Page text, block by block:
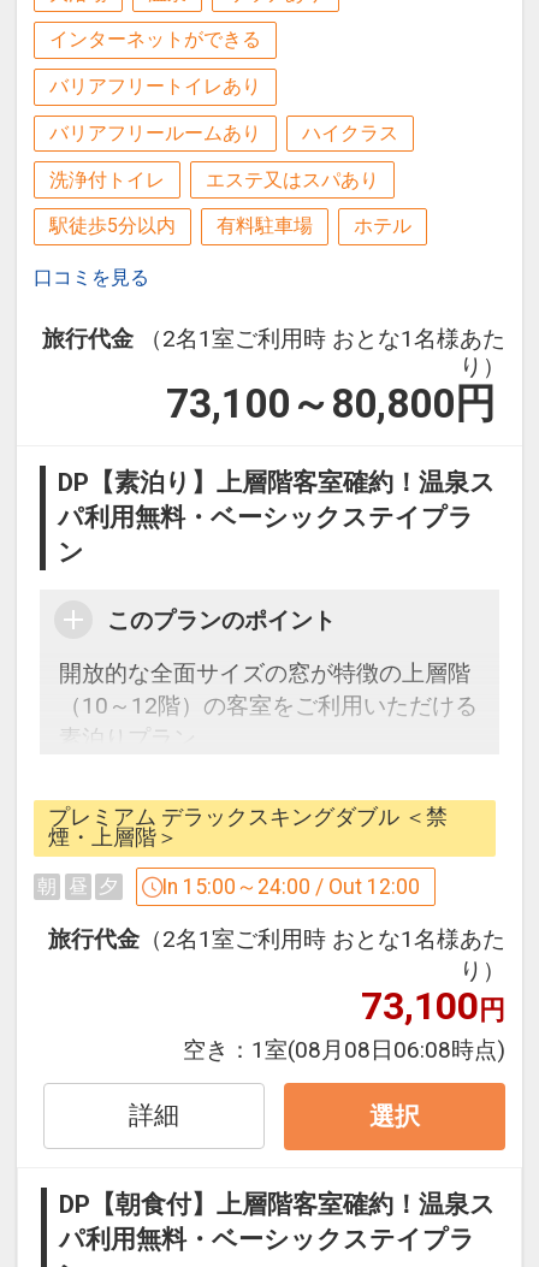
インターネットができる
バリアフリートイレあり
バリアフリールームあり ハイクラス
洗浄付トイレ エステ又はスパあり
駅徒歩5分以内 有料駐車場 ホテル
口コミを見る
旅行代金
（2名1室ご利用時 おとな1名様あた
り）
73,100～80,800 円
DP【素泊り】上層階客室確約！温泉ス
パ利用無料・ベーシックステイプラ
ン
このプランのポイント
開放的な全面サイズの窓が特徴の上層階
（10～12階）の客室をご利用いただける
素泊りプラン。
スパ・屋内浴場を無料でご利用いただけ
ます。
■プレミアムルーム特色■
●屋上アウトドアスパご利用の際、水着
●ロビーラウンジ「カフェ エンパシー」
にてウェルカムドリンク1杯サービス
■SPA lucida■
ご滞在中は下記温泉スパ施設を無料でご
●【アウトドアスパ】
＜営業時間＞ デイタイム 6:30～12:00 ／
14:00～19:00
プレミアム デラックスキングダブル ＜禁
煙・上層階＞
朝 昼 夕 In 15:00～24:00 / Out 12:00
旅行代金 （2名1室ご利用時 おとな1名様あた
り）
73,100円
空き： 1室(08月08日06:08時点)
詳細 選択
DP【朝食付】上層階客室確約！温泉ス
パ利用無料・ベーシックステイプラ